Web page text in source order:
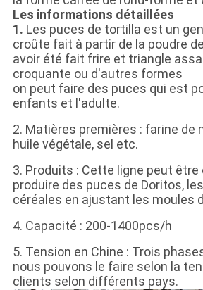
Les informations détaillées
1. Les puces de tortilla est un
croûte fait à partir de la poudre
avoir été fait frire et triangle
croquante ou d'autres formes
on peut faire des puces qui est
enfants et l'adulte.
2. Matières premières : farine de
huile végétale, sel etc.
3. Produits : Cette ligne peut être
produire des puces de Doritos,
céréales en ajustant les moules
4. Capacité : 200-1400pcs/h
5. Tension en Chine : Trois
nous pouvons le faire selon la
clients selon différents pays.